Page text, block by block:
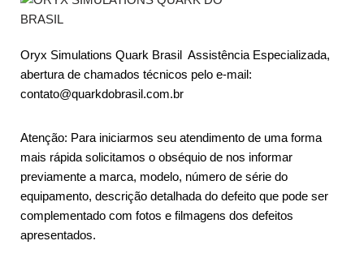
Oryx Simulations Quark Brasil Assistência Especializada,
abertura de chamados técnicos pelo e-mail:
contato@quarkdobrasil.com.br
Atenção: Para iniciarmos seu atendimento de uma forma
mais rápida solicitamos o obséquio de nos informar
previamente a marca, modelo, número de série do
equipamento, descrição detalhada do defeito que pode ser
complementado com fotos e filmagens dos defeitos
apresentados.